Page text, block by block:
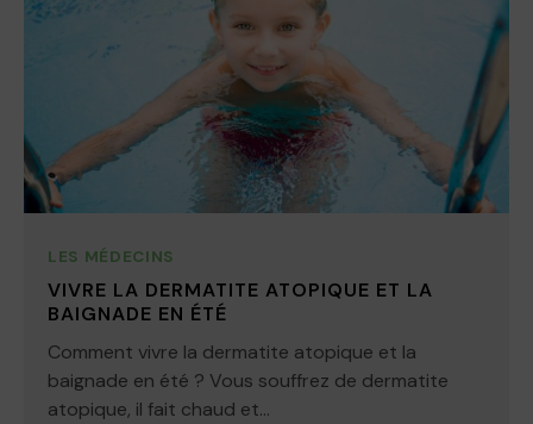
LES MÉDECINS
VIVRE LA DERMATITE ATOPIQUE ET LA
BAIGNADE EN ÉTÉ
Comment vivre la dermatite atopique et la
baignade en été ? Vous souffrez de dermatite
atopique, il fait chaud et...